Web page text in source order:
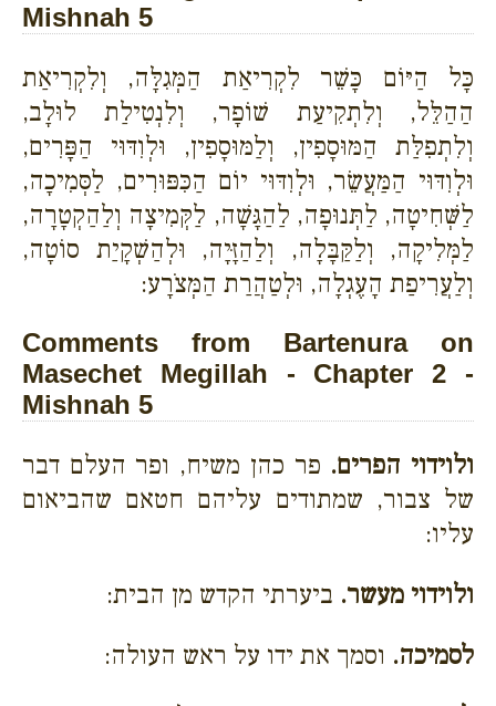
Mishnah 5
כָּל הַיּוֹם כָּשֵׁר לִקְרִיאַת הַמְּגִלָּה, וְלִקְרִיאַת
הַהַלֵּל, וְלִתְקִיעַת שׁוֹפָר, וְלִנְטִילַת לוּלָב,
וְלִתְפִלַּת הַמּוּסָפִין, וְלַמּוּסָפִין, וּלְוִדּוּי הַפָּרִים,
וּלְוִדּוּי הַמַּעֲשֵׂר, וּלְוִדּוּי יוֹם הַכִּפּוּרִים, לַסְּמִיכָה,
לַשְּׁחִיטָה, לַתְּנוּפָה, לַהַגָּשָׁה, לַקְּמִיצָה וְלַהַקְטָרָה,
לַמְּלִיקָה, וְלַקַּבָּלָה, וְלַהַזָּיָה, וּלְהַשְׁקָיַת סוֹטָה,
וְלַעֲרִיפַת הָעֶגְלָה, וּלְטַהֲרַת הַמְּצֹרָע:
Comments from Bartenura on
Masechet Megillah - Chapter 2 -
Mishnah 5
ולוידוי הפרים. פר כהן משיח, ופר העלם דבר
של צבור, שמתודים עליהם חטאם שהביאום
עליו:
ולוידוי מעשר. ביערתי הקדש מן הבית:
לסמיכה. וסמך את ידו על ראש העולה: